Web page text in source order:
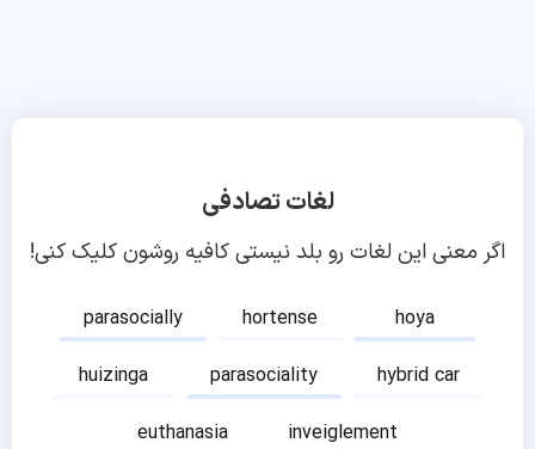
لغات تصادفی
اگر معنی این لغات رو بلد نیستی کافیه روشون کلیک کنی!
parasocially hortense
hoya
huizinga
parasociality
hybrid car
euthanasia
inveiglement